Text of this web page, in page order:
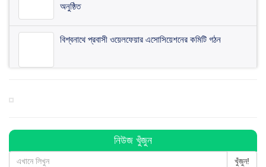
অনুষ্ঠিত
বিশ্বনাথে প্রবাসী ওয়েলফেয়ার এসোসিয়েশনের কমিটি গঠন
বিশ্বনাথে ব্যবসায়ীর ৭ লাখ টাকা চুরি, থানায় অভিযোগ
নিউজ খুঁজুন
খুঁজুন!